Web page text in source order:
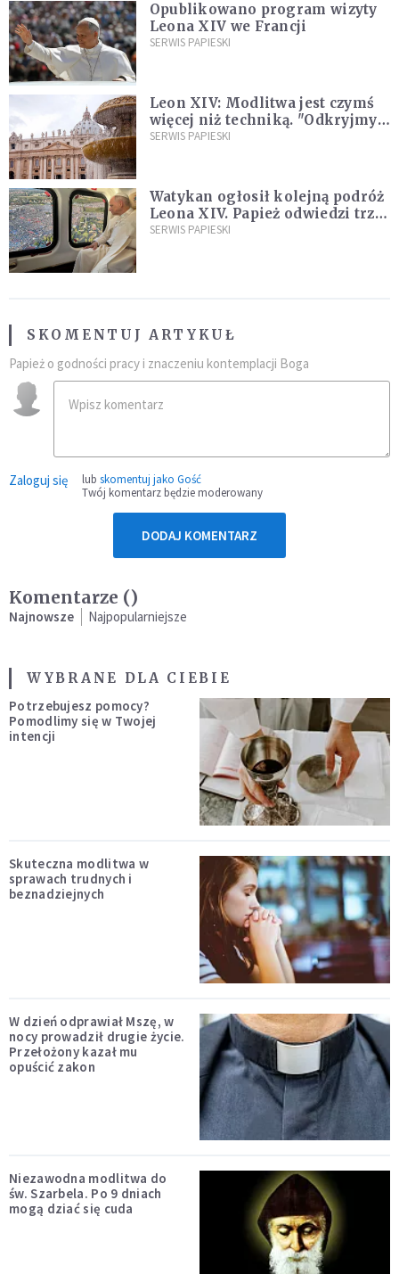
Opublikowano program wizyty
Leona XIV we Francji
SERWIS PAPIESKI
Leon XIV: Modlitwa jest czymś
więcej niż techniką. "Odkryjmy
ją na nowo"
SERWIS PAPIESKI
Watykan ogłosił kolejną podróż
Leona XIV. Papież odwiedzi trzy
kraje Ameryki Południowej
SERWIS PAPIESKI
SKOMENTUJ ARTYKUŁ
Papież o godności pracy i znaczeniu kontemplacji Boga
Zaloguj się lub skomentuj jako Gość
Twój komentarz będzie moderowany
DODAJ KOMENTARZ
Komentarze ()
Najnowsze Najpopularniejsze
WYBRANE DLA CIEBIE
Potrzebujesz pomocy?
Pomodlimy się w Twojej
intencji
Skuteczna modlitwa w
sprawach trudnych i
beznadziejnych
W dzień odprawiał Mszę, w
nocy prowadził drugie życie.
Przełożony kazał mu
opuścić zakon
Niezawodna modlitwa do
św. Szarbela. Po 9 dniach
mogą dziać się cuda